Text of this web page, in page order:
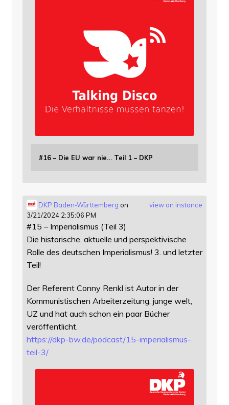
#16 – Die EU war nie… Teil 1 – DKP
view on instance
DKP Baden-Württemberg on
3/21/2024 2:35:06 PM
#15 – Imperialismus (Teil 3)
Die historische, aktuelle und perspektivische
Rolle des deutschen Imperialismus! 3. und letzter
Teil!
Der Referent Conny Renkl ist Autor in der
Kommunistischen Arbeiterzeitung, junge welt,
UZ und hat auch schon ein paar Bücher
veröffentlicht.
https://dkp-bw.de/podcast/15-imperialismus-
teil-3/